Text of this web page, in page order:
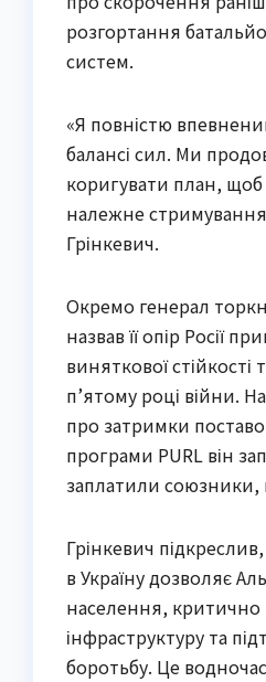
розгортання
систем.
«Я повністю
балансі сил. Ми
коригувати план, щоб
належне
Грінкевич.
Окремо генерал
назвав її опір Росії
виняткової стійкості
п’ятому році війни.
про затримки
програми PURL він
заплатили союзники,
Грінкевич
в Україну дозволяє
населення, критично
інфраструктуру та
боротьбу. Це